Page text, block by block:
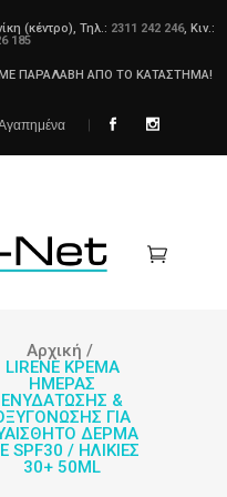
(κέντρο), Τηλ.: 2311 242 246, Κιν.:
185
ΜΕ ΠΑΡΑΛΑΒΗ ΑΠΟ ΤΟ ΚΑΤΑΣΤΗΜΑ!
Αρχική /
LIRENE ΚΡΕΜΑ
ΗΜΕΡΑΣ
ΕΝΥΔΑΤΩΣΗΣ &
ΓΙΑ
ΔΕΡΜΑ
SPF30 / ΗΛΙΚΙΕΣ
30+ 50ML